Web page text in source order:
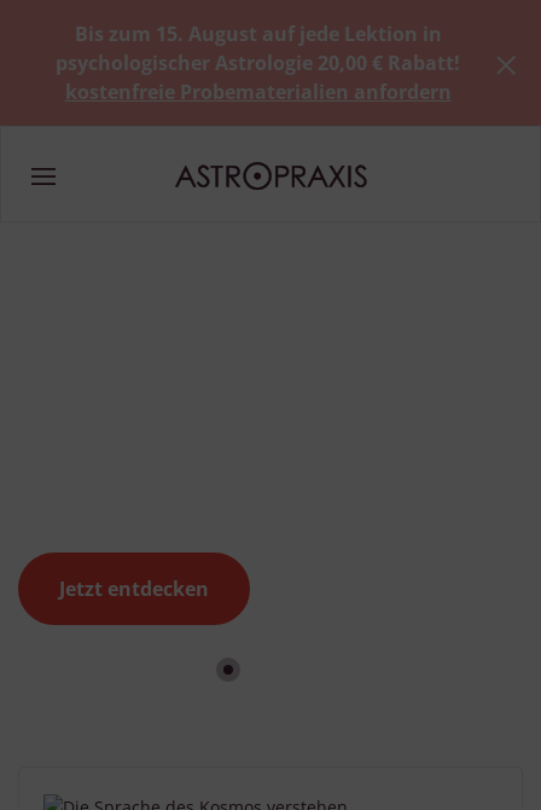
Bis zum 15. August auf jede Lektion in
psychologischer Astrologie 20,00 € Rabatt!
kostenfreie Probematerialien anfordern
Jetzt entdecken